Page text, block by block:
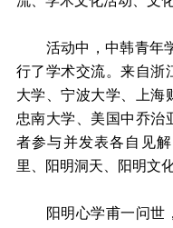
活动中，中韩青年学
行了学术交流。来自浙
大学、宁波大学、上海
忠南大学、美国中乔治
者参与并发表各自见
里、阳明洞天、阳明文
阳明心学甫一问世，